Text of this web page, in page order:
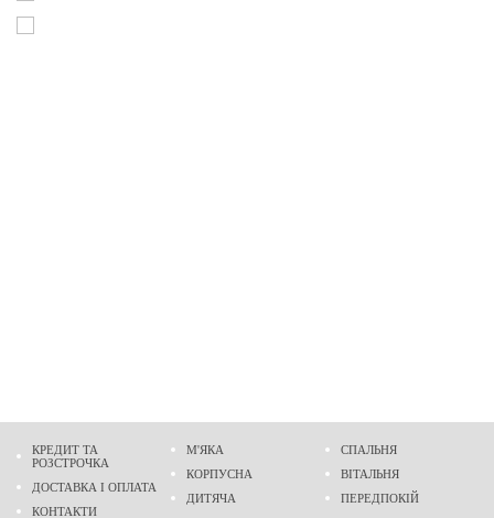
КРЕДИТ ТА
РОЗСТРОЧКА
ДОСТАВКА І ОПЛАТА
КОНТАКТИ
М'ЯКА
КОРПУСНА
ДИТЯЧА
СПАЛЬНЯ
ВІТАЛЬНЯ
ПЕРЕДПОКІЙ